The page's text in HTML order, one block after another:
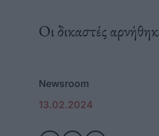
Οι δικαστές
Newsroom
13.02.2024